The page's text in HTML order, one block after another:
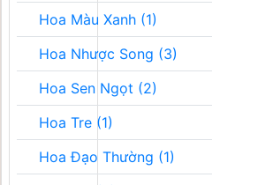
Hoa Màu Xanh (1)
Hoa Nhược Song (3)
Hoa Sen Ngọt (2)
Hoa Tre (1)
Hoa Đạo Thường (1)